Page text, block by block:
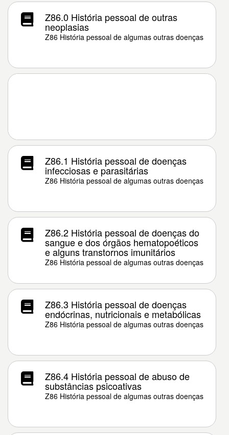
Z86.0 História pessoal de outras
neoplasias
Z86 História pessoal de algumas outras doenças
Z86.1 História pessoal de doenças
infecciosas e parasitárias
Z86 História pessoal de algumas outras doenças
Z86.2 História pessoal de doenças do
sangue e dos órgãos hematopoéticos
e alguns transtornos imunitários
Z86 História pessoal de algumas outras doenças
Z86.3 História pessoal de doenças
endócrinas, nutricionais e metabólicas
Z86 História pessoal de algumas outras doenças
Z86.4 História pessoal de abuso de
substâncias psicoativas
Z86 História pessoal de algumas outras doenças